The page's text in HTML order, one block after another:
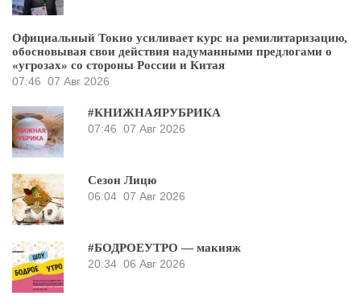
Официальный Токио усиливает курс на ремилитаризацию,
обосновывая свои действия надуманными предлогами о
«угрозах» со стороны России и Китая
07:46 07 Авг 2026
#КНИЖНАЯРУБРИКА
07:46 07 Авг 2026
Сезон Лицю
06:04 07 Авг 2026
#БОДРОЕУТРО — макияж
20:34 06 Авг 2026